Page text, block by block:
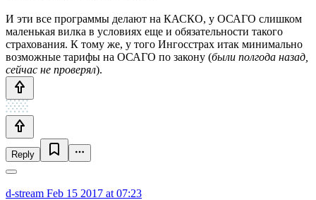
И эти все программы делают на КАСКО, у ОСАГО слишком
маленькая вилка в условиях еще и обязательности такого
страхования. К тому же, у того Ингосстрах итак минимально
возможные тарифы на ОСАГО по закону (были полгода назад,
сейчас не проверял).
Reply
d-stream Feb 15 2017 at 07:23